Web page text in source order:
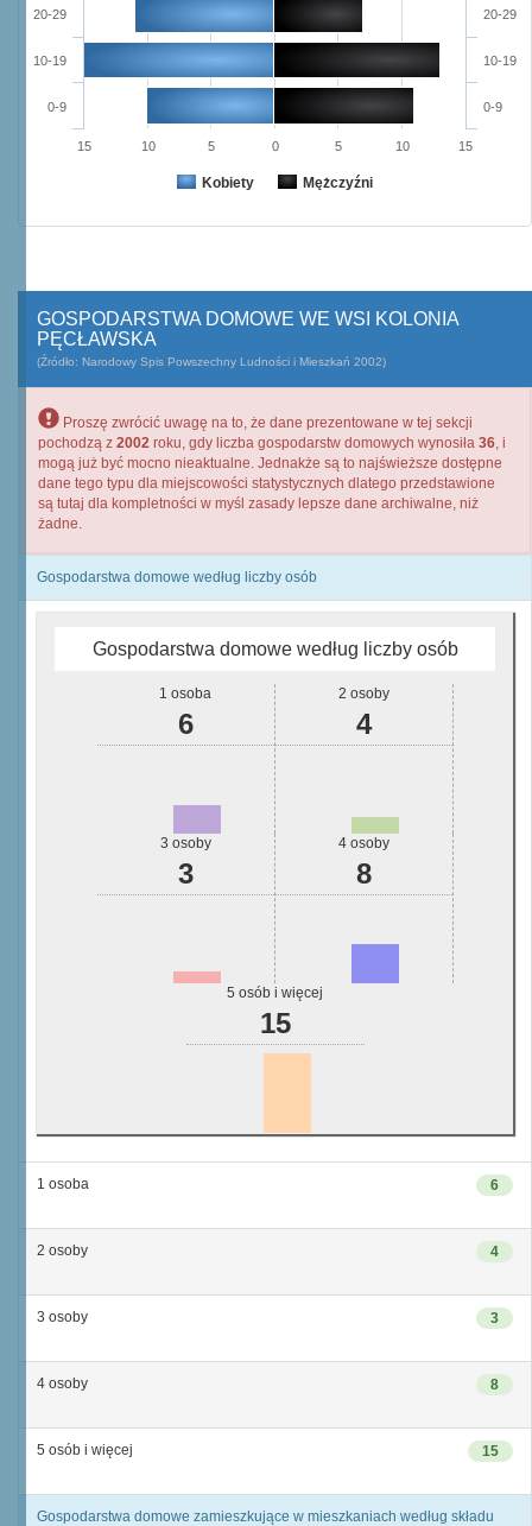
Kobiety Mężczyźni
0-9
10-19
20-29
0-9
10-19
20-29
15 10 5 0 5 10 15
GOSPODARSTWA DOMOWE WE WSI KOLONIA
PĘCŁAWSKA
(Źródło: Narodowy Spis Powszechny Ludności i Mieszkań 2002)
Proszę zwrócić uwagę na to, że dane prezentowane w tej sekcji
pochodzą z 2002 roku, gdy liczba gospodarstw domowych wynosiła 36, i
mogą już być mocno nieaktualne. Jednakże są to najświeższe dostępne
dane tego typu dla miejscowości statystycznych dlatego przedstawione
są tutaj dla kompletności w myśl zasady lepsze dane archiwalne, niż
żadne.
Gospodarstwa domowe według liczby osób
Gospodarstwa domowe według liczby osób
1 osoba
6
2 osoby
4
3 osoby
3
4 osoby
8
5 osób i więcej
15
6
1 osoba
4
2 osoby
3
3 osoby
8
4 osoby
15
5 osób i więcej
Gospodarstwa domowe zamieszkujące w mieszkaniach według składu